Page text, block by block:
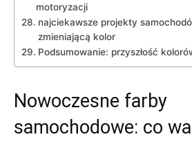
motoryzacji
najciekawsze projekty
zmieniającą kolor
Podsumowanie: przyszłość
Nowoczesne farby
samochodowe: co